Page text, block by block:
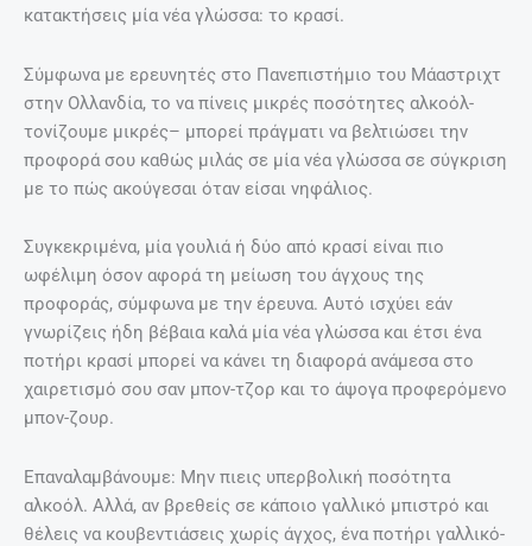
κατακτήσεις μία νέα γλώσσα: το κρασί.
Σύμφωνα με ερευνητές στο Πανεπιστήμιο του Μάαστριχτ
στην Ολλανδία, το να πίνεις μικρές ποσότητες αλκοόλ-
τονίζουμε μικρές– μπορεί πράγματι να βελτιώσει την
προφορά σου καθώς μιλάς σε μία νέα γλώσσα σε σύγκριση
με το πώς ακούγεσαι όταν είσαι νηφάλιος.
Συγκεκριμένα, μία γουλιά ή δύο από κρασί είναι πιο
ωφέλιμη όσον αφορά τη μείωση του άγχους της
προφοράς, σύμφωνα με την έρευνα. Αυτό ισχύει εάν
γνωρίζεις ήδη βέβαια καλά μία νέα γλώσσα και έτσι ένα
ποτήρι κρασί μπορεί να κάνει τη διαφορά ανάμεσα στο
χαιρετισμό σου σαν μπον-τζορ και το άψογα προφερόμενο
μπον-ζουρ.
Επαναλαμβάνουμε: Μην πιεις υπερβολική ποσότητα
αλκοόλ. Αλλά, αν βρεθείς σε κάποιο γαλλικό μπιστρό και
θέλεις να κουβεντιάσεις χωρίς άγχος, ένα ποτήρι γαλλικό-